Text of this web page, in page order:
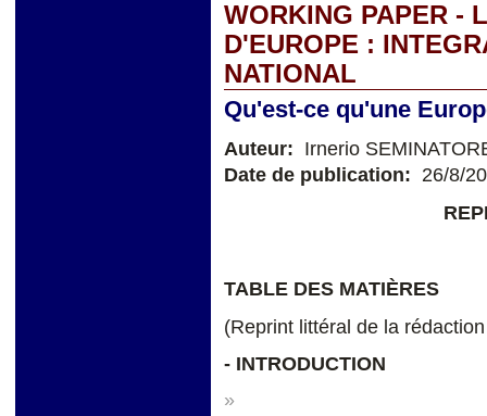
WORKING PAPER -
D'EUROPE :
NATIONAL
Qu'est-ce qu'une
Auteur: Irnerio
Date de publication: 26/8/
TABLE DES MATIÈRES
(Reprint littéral de la
- INTRODUCTION
»